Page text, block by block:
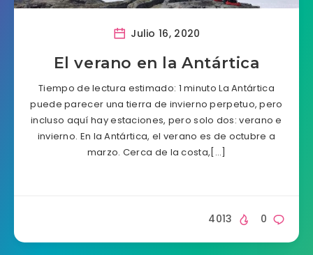
Julio 16, 2020
El verano en la Antártica
Tiempo de lectura estimado: 1 minuto La Antártica
puede parecer una tierra de invierno perpetuo, pero
incluso aquí hay estaciones, pero solo dos: verano e
invierno. En la Antártica, el verano es de octubre a
marzo. Cerca de la costa,[…]
0
4013